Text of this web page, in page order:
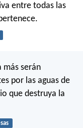
entre todas las
más serán
por las aguas de
que destruya la